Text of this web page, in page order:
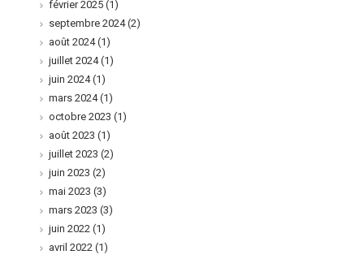
février 2025 (1)
septembre 2024(2)
août 2024(1)
juillet 2024(1)
juin 2024(1)
mars 2024(1)
octobre 2023 (1)
août 2023 (1)
juillet 2023 (2)
juin 2023 (2)
mai 2023 (3)
mars 2023 (3)
juin 2022 (1)
avril 2022 (1)